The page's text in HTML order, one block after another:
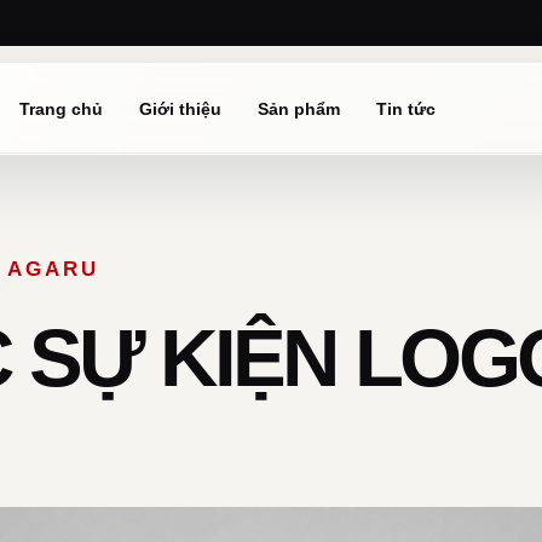
Trang chủ Giới thiệu Sản phẩm Tin tức
SỰ KIỆN